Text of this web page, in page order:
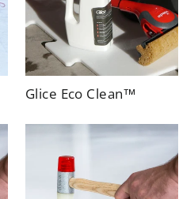
Glice Eco Clean™